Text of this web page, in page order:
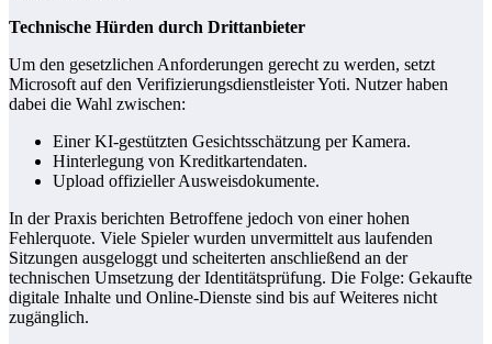
Technische Hürden durch Drittanbieter
Um den gesetzlichen Anforderungen gerecht zu werden, setzt
Microsoft auf den Verifizierungsdienstleister Yoti. Nutzer haben
dabei die Wahl zwischen:
Einer KI-gestützten Gesichtsschätzung per Kamera.
Hinterlegung von Kreditkartendaten.
Upload offizieller Ausweisdokumente.
In der Praxis berichten Betroffene jedoch von einer hohen
Fehlerquote. Viele Spieler wurden unvermittelt aus laufenden
Sitzungen ausgeloggt und scheiterten anschließend an der
technischen Umsetzung der Identitätsprüfung. Die Folge: Gekaufte
digitale Inhalte und Online-Dienste sind bis auf Weiteres nicht
zugänglich.